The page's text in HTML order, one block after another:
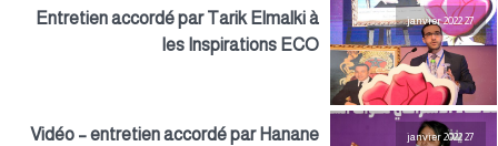
27 janvier 2022
Entretien accordé par Tarik Elmalki à
les Inspirations ECO
27 janvier 2022
Vidéo – entretien accordé par Hanane